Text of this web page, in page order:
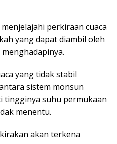
perkiraan cuaca
yang dapat diambil oleh
yang tidak stabil
sistem monsun
suhu permukaan
menentu.
akan terkena